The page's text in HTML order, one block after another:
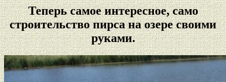
Теперь самое интересное, само
строительство пирса на озере своими
руками.